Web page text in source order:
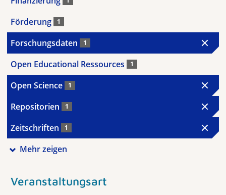
Förderung 1
Forschungsdaten 1
Open Educational Ressources 1
Open Science 1
Repositorien 1
Zeitschriften 1
Mehr zeigen
Veranstaltungsart